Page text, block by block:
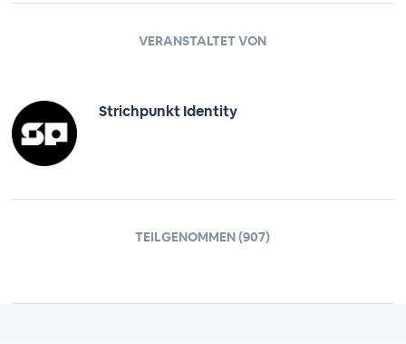
VERANSTALTET VON
Strichpunkt Identity
TEILGENOMMEN (907)